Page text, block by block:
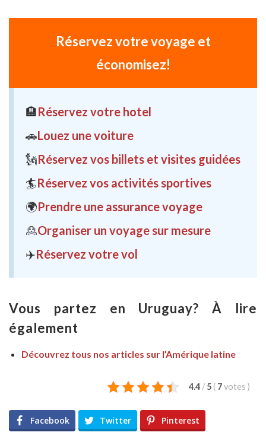
Réservez votre voyage et
économisez!
🏨Réservez votre hotel
🚗Louez une voiture
🗽Réservez vos billets et visites guidées
🏄Réservez vos activités sportives
🌍Prendre une assurance voyage
🙎Organiser un voyage sur mesure
✈️Réservez votre vol
Vous partez en Uruguay? À lire
également
Découvrez tous nos articles sur l’Amérique latine
4.4 / 5 ( 7votes )
Facebook Twitter Pinterest